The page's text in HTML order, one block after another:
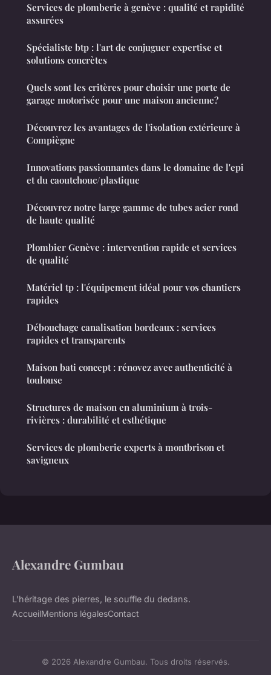
Services de plomberie à genève : qualité et rapidité
assurées
Spécialiste btp : l'art de conjuguer expertise et
solutions concrètes
Quels sont les critères pour choisir une porte de
garage motorisée pour une maison ancienne?
Découvrez les avantages de l'isolation extérieure à
Compiègne
Innovations passionnantes dans le domaine de l'epi
et du caoutchouc/plastique
Découvrez notre large gamme de tubes acier rond
de haute qualité
Plombier Genève : intervention rapide et services
de qualité
Matériel tp : l'équipement idéal pour vos chantiers
rapides
Débouchage canalisation bordeaux : services
rapides et transparents
Maison bati concept : rénovez avec authenticité à
toulouse
Structures de maison en aluminium à trois-
rivières : durabilité et esthétique
Services de plomberie experts à montbrison et
savigneux
Alexandre Gumbau
L'héritage des pierres, le souffle du dedans.
AccueilMentions légalesContact
© 2026 Alexandre Gumbau. Tous droits réservés.